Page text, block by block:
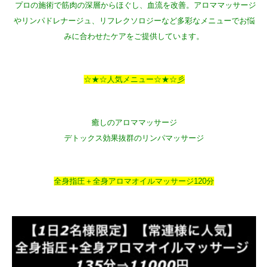
プロの施術で筋肉の深層からほぐし、血流を改善。アロママッサージ
やリンパドレナージュ、リフレクソロジーなど多彩なメニューでお悩
みに合わせたケアをご提供しています。
☆★☆人気メニュー☆★☆彡
癒しのアロママッサージ
デトックス効果抜群のリンパマッサージ
全身指圧＋全身アロマオイルマッサージ120分